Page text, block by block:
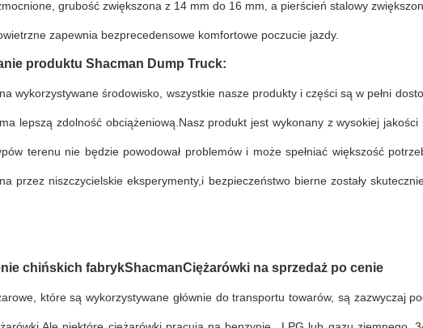
grubość zwiększona z 14 mm do 16 mm, a pierścień stalowy
zapewnia bezprecedensowe komfortowe poczucie jazdy.
produktu Shacman Dump Truck:
wykorzystywane środowisko, wszystkie nasze produkty i części są w pełni
lepszą zdolność obciążeniową.Nasz produkt jest wykonany z wysokiej jakości
terenu nie będzie powodował problemów i może spełniać większość
przez niszczycielskie eksperymenty,i bezpieczeństwo bierne zostały
chińskich fabrykShacmanCiężarówki na sprzedaż po cenie
które są wykorzystywane głównie do transportu towarów, są zazwyczaj